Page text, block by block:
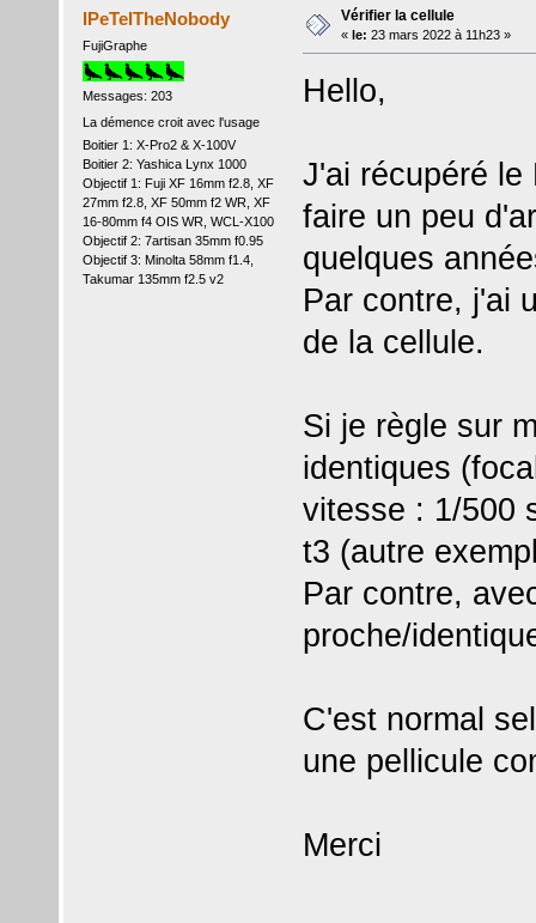
IPeTeITheNobody
FujiGraphe
Messages: 203
La démence croit avec l'usage
Boitier 1: X-Pro2 & X-100V
Boitier 2: Yashica Lynx 1000
Objectif 1: Fuji XF 16mm f2.8, XF
27mm f2.8, XF 50mm f2 WR, XF
16-80mm f4 OIS WR, WCL-X100
Objectif 2: 7artisan 35mm f0.95
Objectif 3: Minolta 58mm f1.4,
Takumar 135mm f2.5 v2
Vérifier la cellule
« le: 23 mars 2022 à 11h23 »
Hello,
J'ai récupéré le
faire un peu
quelques
Par contre, j'ai
de la cellule.
Si je règle sur
identiques
vitesse : 1/500
t3 (autre
Par contre,
proche/
C'est normal
une pellicule
Merci